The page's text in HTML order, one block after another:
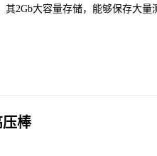
其2Gb大容量存储，能够保存大
棒